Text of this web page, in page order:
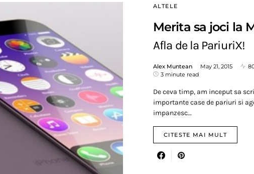
ALTELE
Merita sa joci la
Afla de la PariuriX!
Alex Muntean May 21, 2015
3 minute read
De ceva timp, am inceput sa
importante case de pariuri si
impanzesc…
CITESTE MAI MULT